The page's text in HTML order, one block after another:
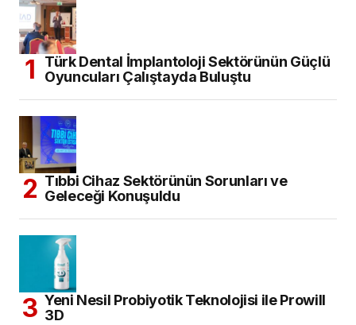
Türk Dental İmplantoloji Sektörünün Güçlü
Oyuncuları Çalıştayda Buluştu
Tıbbi Cihaz Sektörünün Sorunları ve
Geleceği Konuşuldu
Yeni Nesil Probiyotik Teknolojisi ile Prowill
3D